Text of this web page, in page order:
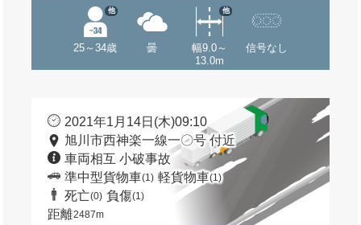
25～34歳
他
曇
幅9.0～
13.0m
他
信号なし
2021年1月14日(木)09:10
旭川市西神楽一線一〇号 付近
車両相互 小破事故
準中型貨物車(1) 軽貨物車(1)
死亡(0) 負傷(1)
距離2487m